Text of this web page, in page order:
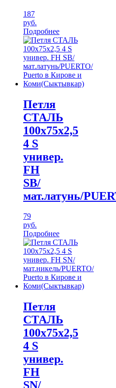
187
руб.
Подробнее
Петля
СТАЛЬ
100х75х2,5
4 S
универ.
FH
SB/
мат.латунь/
79
руб.
Подробнее
Петля
СТАЛЬ
100х75х2,5
4 S
универ.
FH
SN/